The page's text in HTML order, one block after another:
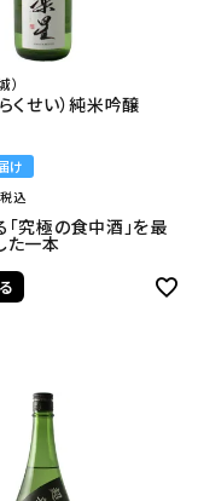
）
くせい）純米吟醸
け
税込
究極の食中酒」を最
た一本